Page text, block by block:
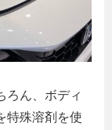
ろん、ボディ
特殊溶剤を使